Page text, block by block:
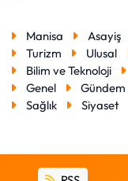
Manisa Asayiş
Turizm
Ulusal
Bilim ve Teknoloji
Genel
Gündem
Sağlık
Siyaset